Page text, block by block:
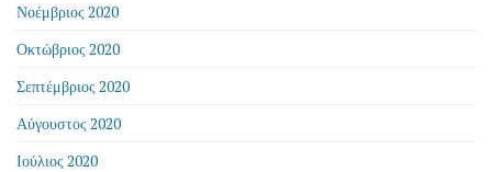
Νοέμβριος 2020
Οκτώβριος 2020
Σεπτέμβριος 2020
Αύγουστος 2020
Ιούλιος 2020